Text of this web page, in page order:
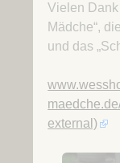
Vielen Dank
Mädche“,
und das
external)